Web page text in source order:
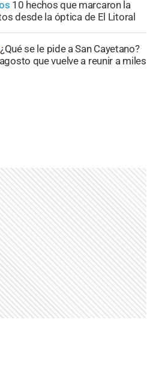
10 hechos que marcaron la
desde la óptica de El Litoral
¿Qué se le pide a San Cayetano?
que vuelve a reunir a miles